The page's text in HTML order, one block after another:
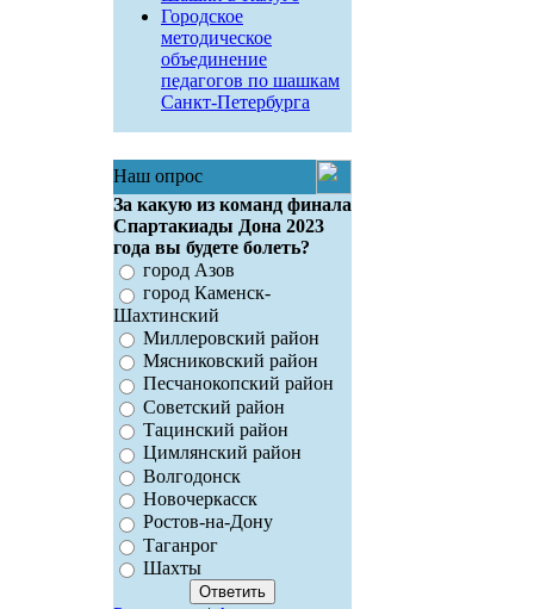
Городское
методическое
объединение
педагогов по шашкам
Санкт-Петербурга
Наш опрос
За какую из команд финала
Спартакиады Дона 2023
года вы будете болеть?
город Азов
город Каменск-
Шахтинский
Миллеровский район
Мясниковский район
Песчанокопский район
Советский район
Тацинский район
Цимлянский район
Волгодонск
Новочеркасск
Ростов-на-Дону
Таганрог
Шахты